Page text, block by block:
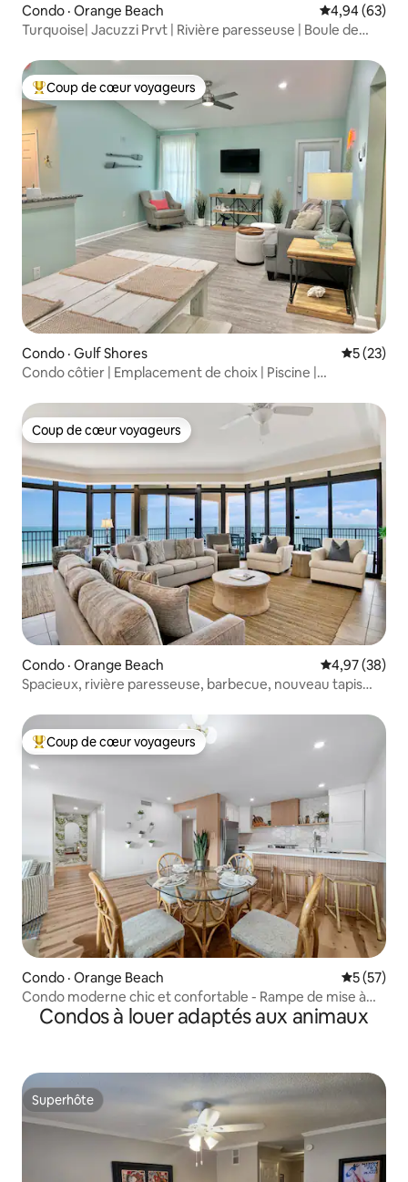
Condo · Orange Beach Note
4,94 (63)
Turquoise| Jacuzzi Prvt | Rivière paresseuse | Boule de
Coup de cœur voyageurs parmi les plus aimés
Coup de cœur voyageurs
Condo · Gulf Shores Note
5 (23)
Condo côtier | Emplacement de choix | Piscine |
Coup de cœur voyageurs
Coup de cœur voyageurs
Condo · Orange Beach Note
4,97 (38)
Spacieux, rivière paresseuse, barbecue, nouveau tapis
Coup de cœur voyageurs parmi les plus aimés
Coup de cœur voyageurs
Condo · Orange Beach Note
5 (57)
Condo moderne chic et confortable - Rampe de mise à
l'eau - Bord de piscine
Condos à louer adaptés aux animaux
Superhôte
Superhôte